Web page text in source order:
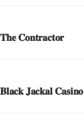
𝐓𝐡𝐞 𝐂𝐨𝐧𝐭𝐫𝐚𝐜𝐭𝐨𝐫
𝐁𝐥𝐚𝐜𝐤 𝐉𝐚𝐜𝐤𝐚𝐥 𝐂𝐚𝐬𝐢𝐧𝐨